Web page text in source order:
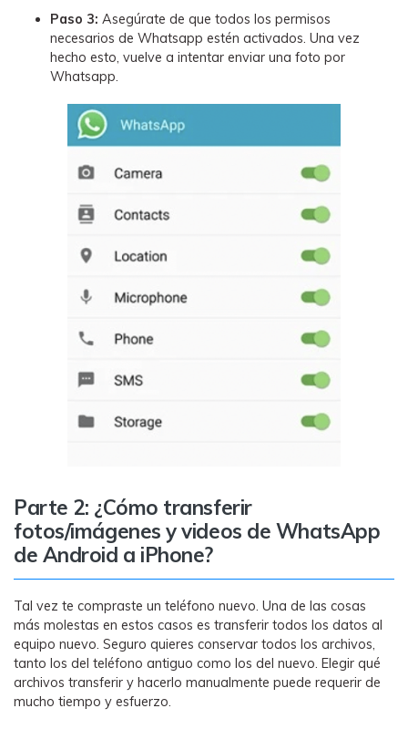
Paso 3: Asegúrate de que todos los permisos
necesarios de Whatsapp estén activados. Una vez
hecho esto, vuelve a intentar enviar una foto por
Whatsapp.
Parte 2: ¿Cómo transferir
fotos/imágenes y videos de WhatsApp
de Android a iPhone?
Tal vez te compraste un teléfono nuevo. Una de las cosas
más molestas en estos casos es transferir todos los datos al
equipo nuevo. Seguro quieres conservar todos los archivos,
tanto los del teléfono antiguo como los del nuevo. Elegir qué
archivos transferir y hacerlo manualmente puede requerir de
mucho tiempo y esfuerzo.